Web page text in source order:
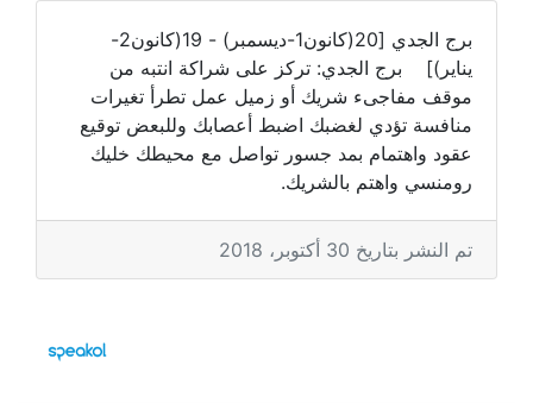
برج الجدي [20(كانون1-ديسمبر) - 19(كانون2-
يناير)] برج الجدي: تركز على شراكة انتبه من
موقف مفاجىء شريك أو زميل عمل تطرأ تغيرات
منافسة تؤدي لغضبك اضبط أعصابك وللبعض توقيع
عقود واهتمام بمد جسور تواصل مع محيطك خليك
رومنسي واهتم بالشريك.
تم النشر بتاريخ 30 أكتوبر، 2018